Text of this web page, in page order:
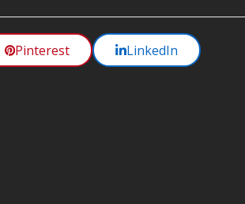
Pinterest LinkedIn